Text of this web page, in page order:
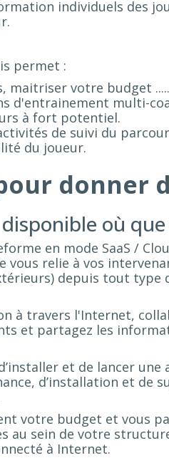
individuels des
permet :
maitriser votre budget
d'entrainement multi-
à fort potentiel.
de suivi du
du joueur.
donner
où
en mode SaaS /
vous relie à vos
depuis tout type
à travers l'Internet,
et partagez les
et de lancer
d’installation et de
votre budget et vous
au sein de votre
à Internet.